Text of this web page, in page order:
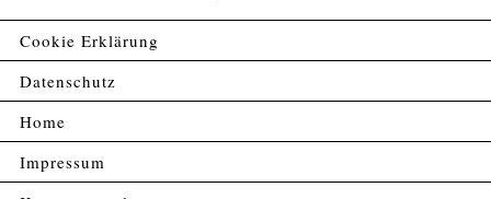
Cookie Erklärung
Datenschutz
Home
Impressum